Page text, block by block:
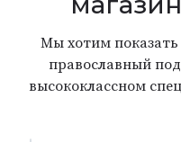
Мы хотим
православный
высококлассном